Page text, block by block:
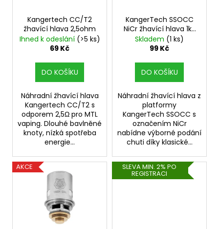
Kangertech CC/T2
žhavící hlava 2,5ohm
Ihned k odeslání (>5 ks)
69 Kč
DO KOŠÍKU
Náhradní žhavící hlava
Kangertech CC/T2 s
odporem 2,5Ω pro MTL
vaping. Dlouhé bavlněné
knoty, nízká spotřeba
energie...
KangerTech SSOCC
NiCr žhavící hlava 1ks
odpor 1,2ohm
Skladem (1 ks)
99 Kč
DO KOŠÍKU
Náhradní žhavící hlava z
platformy
KangerTech SSOCC s
označením NiCr
nabídne výborné podání
chuti díky klasické...
AKCE SLEVA MIN. 2% PO
REGISTRACI
HLEDAT
č
u
j